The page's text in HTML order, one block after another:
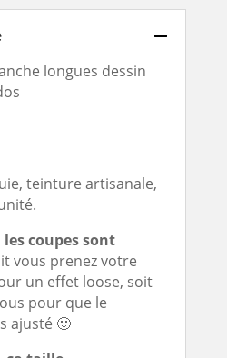
longues dessin
teinture artisanale,
coupes sont
vous prenez votre
un effet loose, soit
pour que le
ajusté 🙂